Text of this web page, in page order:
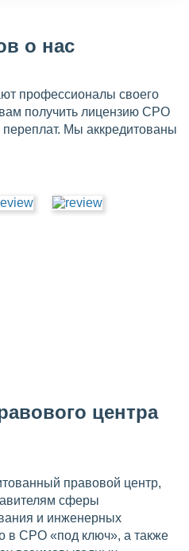
о нас
профессионалы своего
получить лицензию СРО
Мы аккредитованы
центра
правовой центр,
сферы
и инженерных
в СРО «под ключ», а также